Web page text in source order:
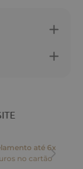
até 6x
no cartão